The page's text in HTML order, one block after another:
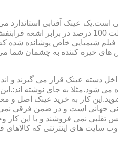
است.یک عینک آفتابی
هایی که یک عینک آفتابی استاندارد باید
فیلم شیمیایی خاص پوشانده
های خیره کننده به چشمان شما
عینک قرار می گیرند و
می شود.مثلا به جای نوشته
کار به خرید عینک اصل و
است و در ضمن فرقی نمی
تقلبی نمی فروشند و با این
های اینترنتی که